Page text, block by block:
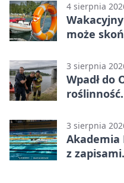
4 sierpnia
może
3 sierpnia
Wpadł do
3 sierpnia
Akademia
z